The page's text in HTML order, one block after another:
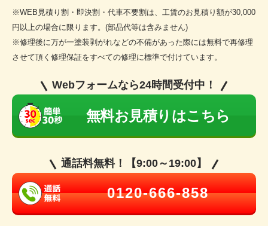
※WEB見積り割・即決割・代車不要割は、工賃のお見積り額が30,000
円以上の場合に限ります。(部品代等は含みません)
※修理後に万が一塗装剥がれなどの不備があった際には無料で再修理
させて頂く修理保証をすべての修理に標準で付けています。
Webフォームなら24時間受付中！
無料お見積りはこちら
通話料無料！【9:00～19:00】
0120-666-858